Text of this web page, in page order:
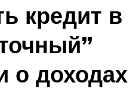
кредит в
о доходах